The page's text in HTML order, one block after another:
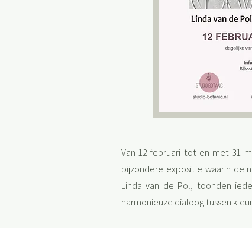
Van 12 februari tot en met 31
bijzondere expositie waarin de
Linda van de Pol, toonden
harmonieuze dialoog tussen